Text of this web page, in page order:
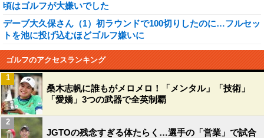
頃はゴルフが大嫌いでした
デーブ大久保さん（1）初ラウンドで100切りしたのに…フルセッ
トを池に投げ込むほどゴルフ嫌いに
ゴルフのアクセスランキング
桑木志帆に誰もがメロメロ！「メンタル」「技術」
「愛嬌」3つの武器で全英制覇
1
JGTOの残念すぎる体たらく…選手の「営業」で試合
2